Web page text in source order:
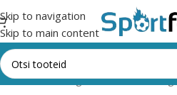
Skip to navigation
Skip to main content
Kõik kategooriad Noolemäng